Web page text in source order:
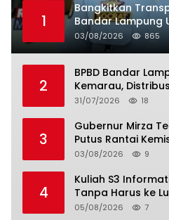
1
Bangkitkan
Bandar Lampung
03/08/2026 865
2
BPBD Bandar
Kemarau,
31/07/2026 18
3
Gubernur Mirza
Putus Rantai
03/08/2026 9
4
Kuliah S3
Tanpa Harus ke
05/08/2026 7